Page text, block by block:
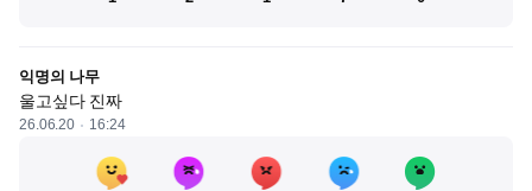
익명의 나무
울고싶다 진짜
26.06.20 16:24